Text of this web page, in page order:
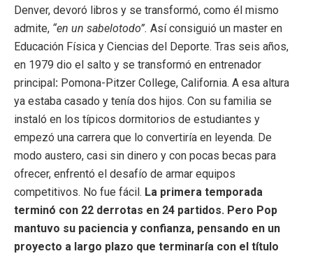
Denver, devoró libros y se transformó, como él mismo
admite, “en un sabelotodo”. Así consiguió un master en
Educación Física y Ciencias del Deporte. Tras seis años,
en 1979 dio el salto y se transformó en entrenador
principal : Pomona-Pitzer College, California. A esa altura
ya estaba casado y tenía dos hijos. Con su familia se
instaló en los típicos dormitorios de estudiantes y
empezó una carrera que lo convertiría en leyenda. De
modo austero, casi sin dinero y con pocas becas para
ofrecer, enfrentó el desafío de armar equipos
competitivos. No fue fácil. La primera temporada
terminó con 22 derrotas en 24 partidos. Pero Pop
mantuvo su paciencia y confianza, pensando en un
proyecto a largo plazo que terminaría con el título